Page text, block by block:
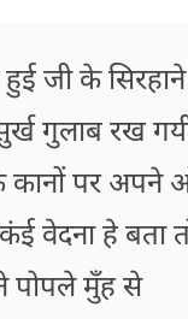
हुई जी के सिरहाने
गुलाब रख
कानों पर अपने
वेदना हे बता
पोपले मुँह से